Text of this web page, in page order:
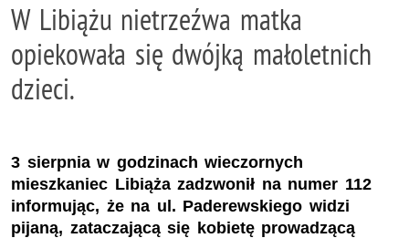
W Libiążu nietrzeźwa matka
opiekowała się dwójką małoletnich
dzieci.
3 sierpnia w godzinach wieczornych
mieszkaniec Libiąża zadzwonił na numer 112
informując, że na ul. Paderewskiego widzi
pijaną, zataczającą się kobietę prowadzącą